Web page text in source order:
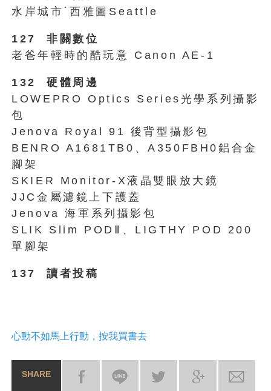
水岸城市˙西雅圖Seattle
127 非關數位
老爸年輕時的酷玩意 Canon AE-1
132 硬體周邊
LOWEPRO Optics Series光學系列攝影
包
Jenova Royal 91 後背型攝影包
BENRO A1681TB0、A350FBH0鋁合金
腳架
SKIER Monitor-X液晶雙眼放大鏡
JJC金屬濾鏡上下護蓋
Jenova 海軍系列攝影包
SLIK Slim PODⅡ、LIGTHY POD 200
單腳架
137 讀者投稿
心動不如馬上行動，按我買書去
SHARE